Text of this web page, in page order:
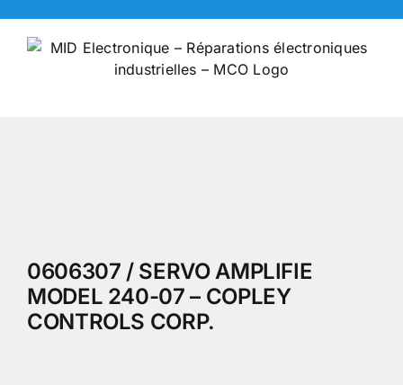
content
0606307 / SERVO AMPLIFIE
MODEL 240-07 – COPLEY
CONTROLS CORP.